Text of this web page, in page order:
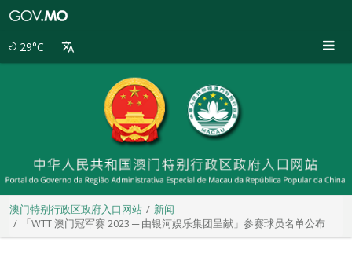
29°C
澳门特别行政区政府入口网站
新闻
「WTT 澳门冠军赛 2023 ─ 由银河娱乐集团呈献」参赛球员名单公布